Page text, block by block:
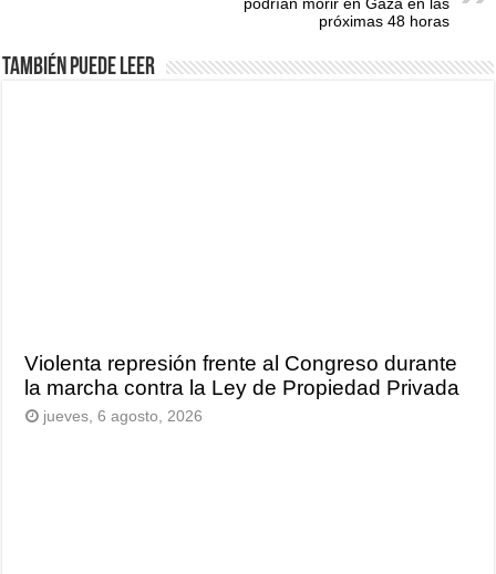
próximas 48 horas
También puede leer
Violenta represión frente al Congreso durante
la marcha contra la Ley de Propiedad Privada
jueves, 6 agosto, 2026